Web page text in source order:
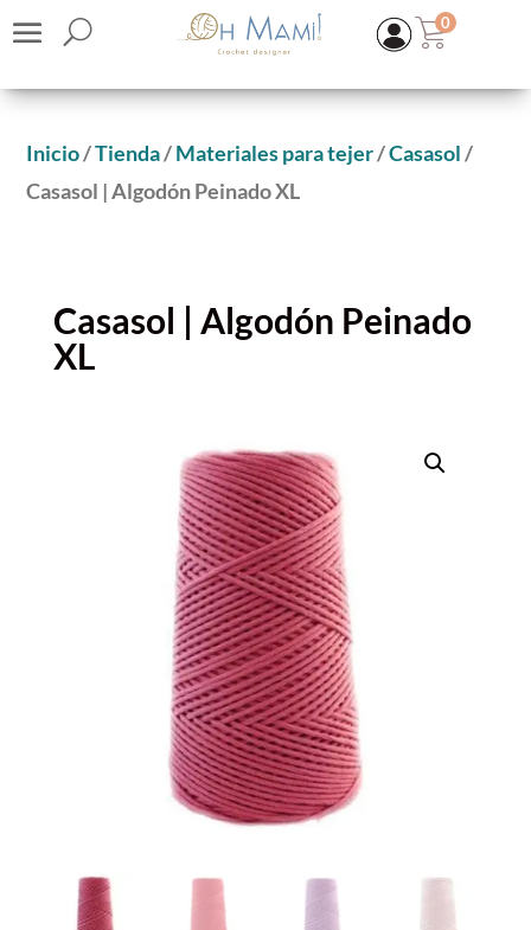
0
Inicio/Tienda/Materiales para tejer/Casasol/
Casasol | Algodón Peinado XL
Casasol | Algodón Peinado
XL
27,80€